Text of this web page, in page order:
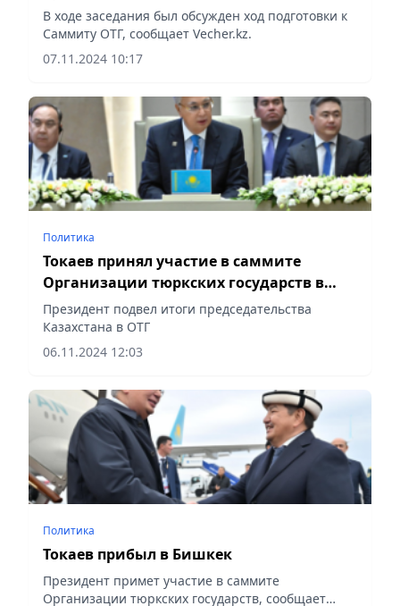
В ходе заседания был обсужден ход подготовки к
Саммиту ОТГ, сообщает Vecher.kz.
07.11.2024 10:17
Политика
Токаев принял участие в саммите
Организации тюркских государств в
Бишкеке
Президент подвел итоги председательства
Казахстана в ОТГ
06.11.2024 12:03
Политика
Токаев прибыл в Бишкек
Президент примет участие в саммите
Организации тюркских государств, сообщает